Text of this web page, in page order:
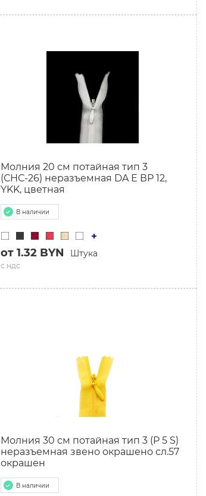
Молния 20 см потайная тип 3
(СНС-26) неразъемная DA Е ВР 12,
YKK, цветная
В наличии
с ндс
от 1.32 BYN Штука
Молния 30 см потайная тип 3 (P 5 S)
неразъемная звено окрашено сл.57
окрашен
В наличии